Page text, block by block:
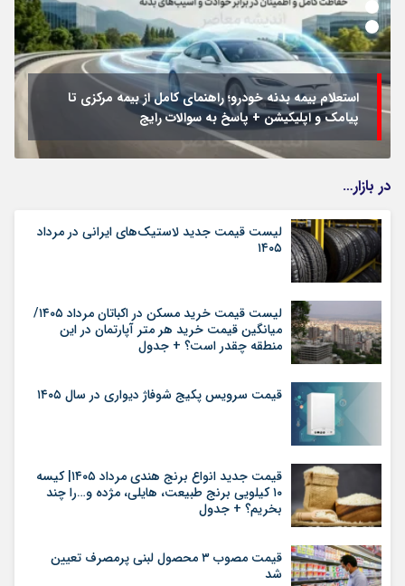
استعلام بیمه بدنه خودرو؛ راهنمای کامل از بیمه مرکزی تا
پیامک و اپلیکیشن + پاسخ به سوالات رایج
در بازار…
لیست قیمت جدید لاستیک‌های ایرانی در مرداد
۱۴۰۵
لیست قیمت خرید مسکن در اکباتان مرداد ۱۴۰۵/
میانگین قیمت خرید هر متر آپارتمان در این
منطقه چقدر است؟ + جدول
قیمت سرویس پکیج شوفاژ دیواری در سال ۱۴۰۵
قیمت جدید انواع برنج هندی مرداد ۱۴۰۵| کیسه
۱۰ کیلویی برنج طبیعت، هایلی، مژده و…را چند
بخریم؟ + جدول
قیمت مصوب ۳ محصول لبنی پرمصرف تعیین
شد